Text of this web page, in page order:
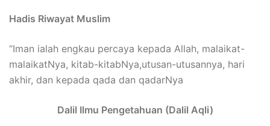
Hadis Riwayat Muslim
“Iman ialah engkau percaya kepada Allah, malaikat-
malaikatNya, kitab-kitabNya,utusan-utusannya, hari
akhir, dan kepada qada dan qadarNya
Dalil Ilmu Pengetahuan (Dalil Aqli)